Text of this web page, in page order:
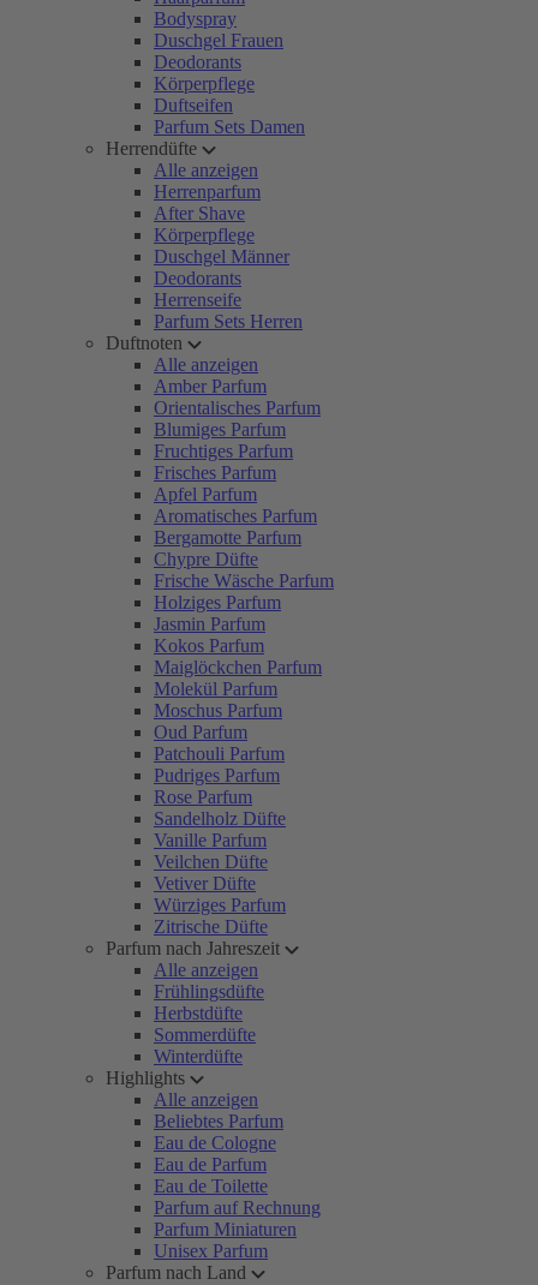
Bodyspray
Duschgel Frauen
Deodorants
Körperpflege
Duftseifen
Parfum Sets Damen
Herrendüfte
Alle anzeigen
Herrenparfum
After Shave
Körperpflege
Duschgel Männer
Deodorants
Herrenseife
Parfum Sets Herren
Duftnoten
Alle anzeigen
Amber Parfum
Orientalisches Parfum
Blumiges Parfum
Fruchtiges Parfum
Frisches Parfum
Apfel Parfum
Aromatisches Parfum
Bergamotte Parfum
Chypre Düfte
Frische Wäsche Parfum
Holziges Parfum
Jasmin Parfum
Kokos Parfum
Maiglöckchen Parfum
Molekül Parfum
Moschus Parfum
Oud Parfum
Patchouli Parfum
Pudriges Parfum
Rose Parfum
Sandelholz Düfte
Vanille Parfum
Veilchen Düfte
Vetiver Düfte
Würziges Parfum
Zitrische Düfte
Parfum nach Jahreszeit
Alle anzeigen
Frühlingsdüfte
Herbstdüfte
Sommerdüfte
Winterdüfte
Highlights
Alle anzeigen
Beliebtes Parfum
Eau de Cologne
Eau de Parfum
Eau de Toilette
Parfum auf Rechnung
Parfum Miniaturen
Unisex Parfum
Parfum nach Land